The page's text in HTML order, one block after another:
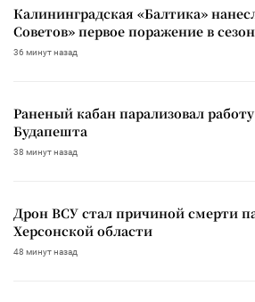
Калининградская «Балтика»
Советов» первое поражение в
36 минут назад
Раненый кабан парализовал
Будапешта
38 минут назад
Дрон ВСУ стал причиной смерти
Херсонской области
48 минут назад